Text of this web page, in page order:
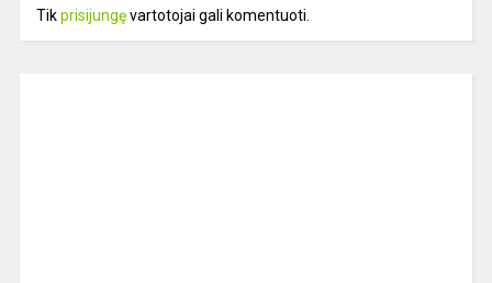
Tikprisijungęvartotojai gali komentuoti.